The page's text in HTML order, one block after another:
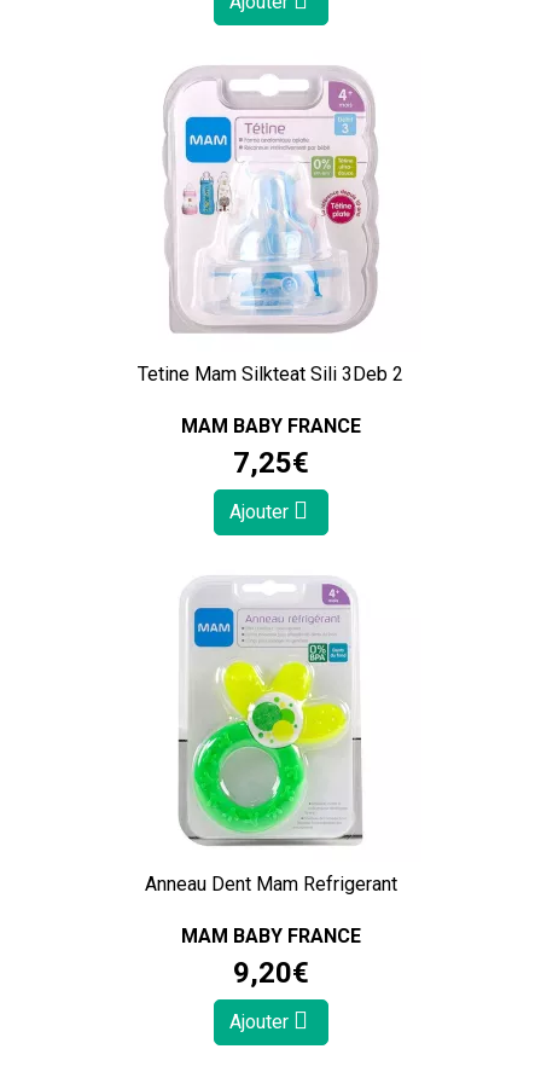
Tetine Mam Silkteat Sili 3Deb 2
MAM BABY FRANCE
7,25€
Ajouter
Anneau Dent Mam Refrigerant
MAM BABY FRANCE
9,20€
Ajouter